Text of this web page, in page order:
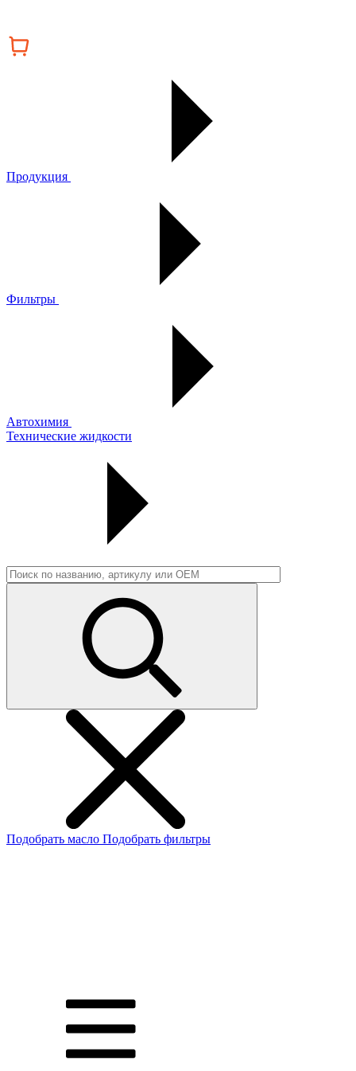
Продукция
Фильтры
Автохимия
Технические жидкости
Подобрать масло Подобрать фильтры